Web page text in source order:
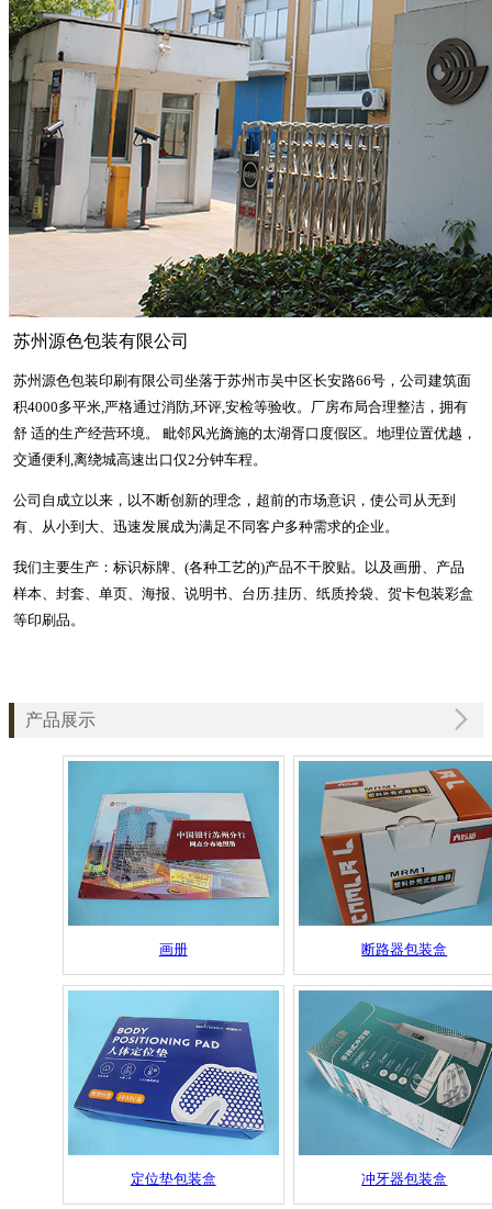
苏州源色包装有限公司
苏州源色包装印刷有限公司坐落于苏州市吴中区长安路66号，公司建筑面
积4000多平米,严格通过消防,环评,安检等验收。厂房布局合理整洁，拥有
舒 适的生产经营环境。 毗邻风光旖施的太湖胥口度假区。地理位置优越，
交通便利,离绕城高速出口仅2分钟车程。
公司自成立以来，以不断创新的理念，超前的市场意识，使公司从无到
有、从小到大、迅速发展成为满足不同客户多种需求的企业。
我们主要生产：标识标牌、(各种工艺的)产品不干胶贴。以及画册、产品
样本、封套、单页、海报、说明书、台历.挂历、纸质拎袋、贺卡包装彩盒
等印刷品。
产品展示
画册 断路器包装盒
定位垫包装盒 冲牙器包装盒